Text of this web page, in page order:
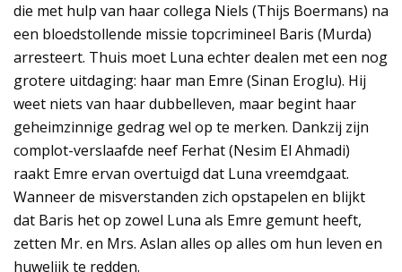
die met hulp van haar collega Niels (Thijs Boermans) na
een bloedstollende missie topcrimineel Baris (Murda)
arresteert. Thuis moet Luna echter dealen met een nog
grotere uitdaging: haar man Emre (Sinan Eroglu). Hij
weet niets van haar dubbelleven, maar begint haar
geheimzinnige gedrag wel op te merken. Dankzij zijn
complot-verslaafde neef Ferhat (Nesim El Ahmadi)
raakt Emre ervan overtuigd dat Luna vreemdgaat.
Wanneer de misverstanden zich opstapelen en blijkt
dat Baris het op zowel Luna als Emre gemunt heeft,
zetten Mr. en Mrs. Aslan alles op alles om hun leven en
huwelijk te redden.